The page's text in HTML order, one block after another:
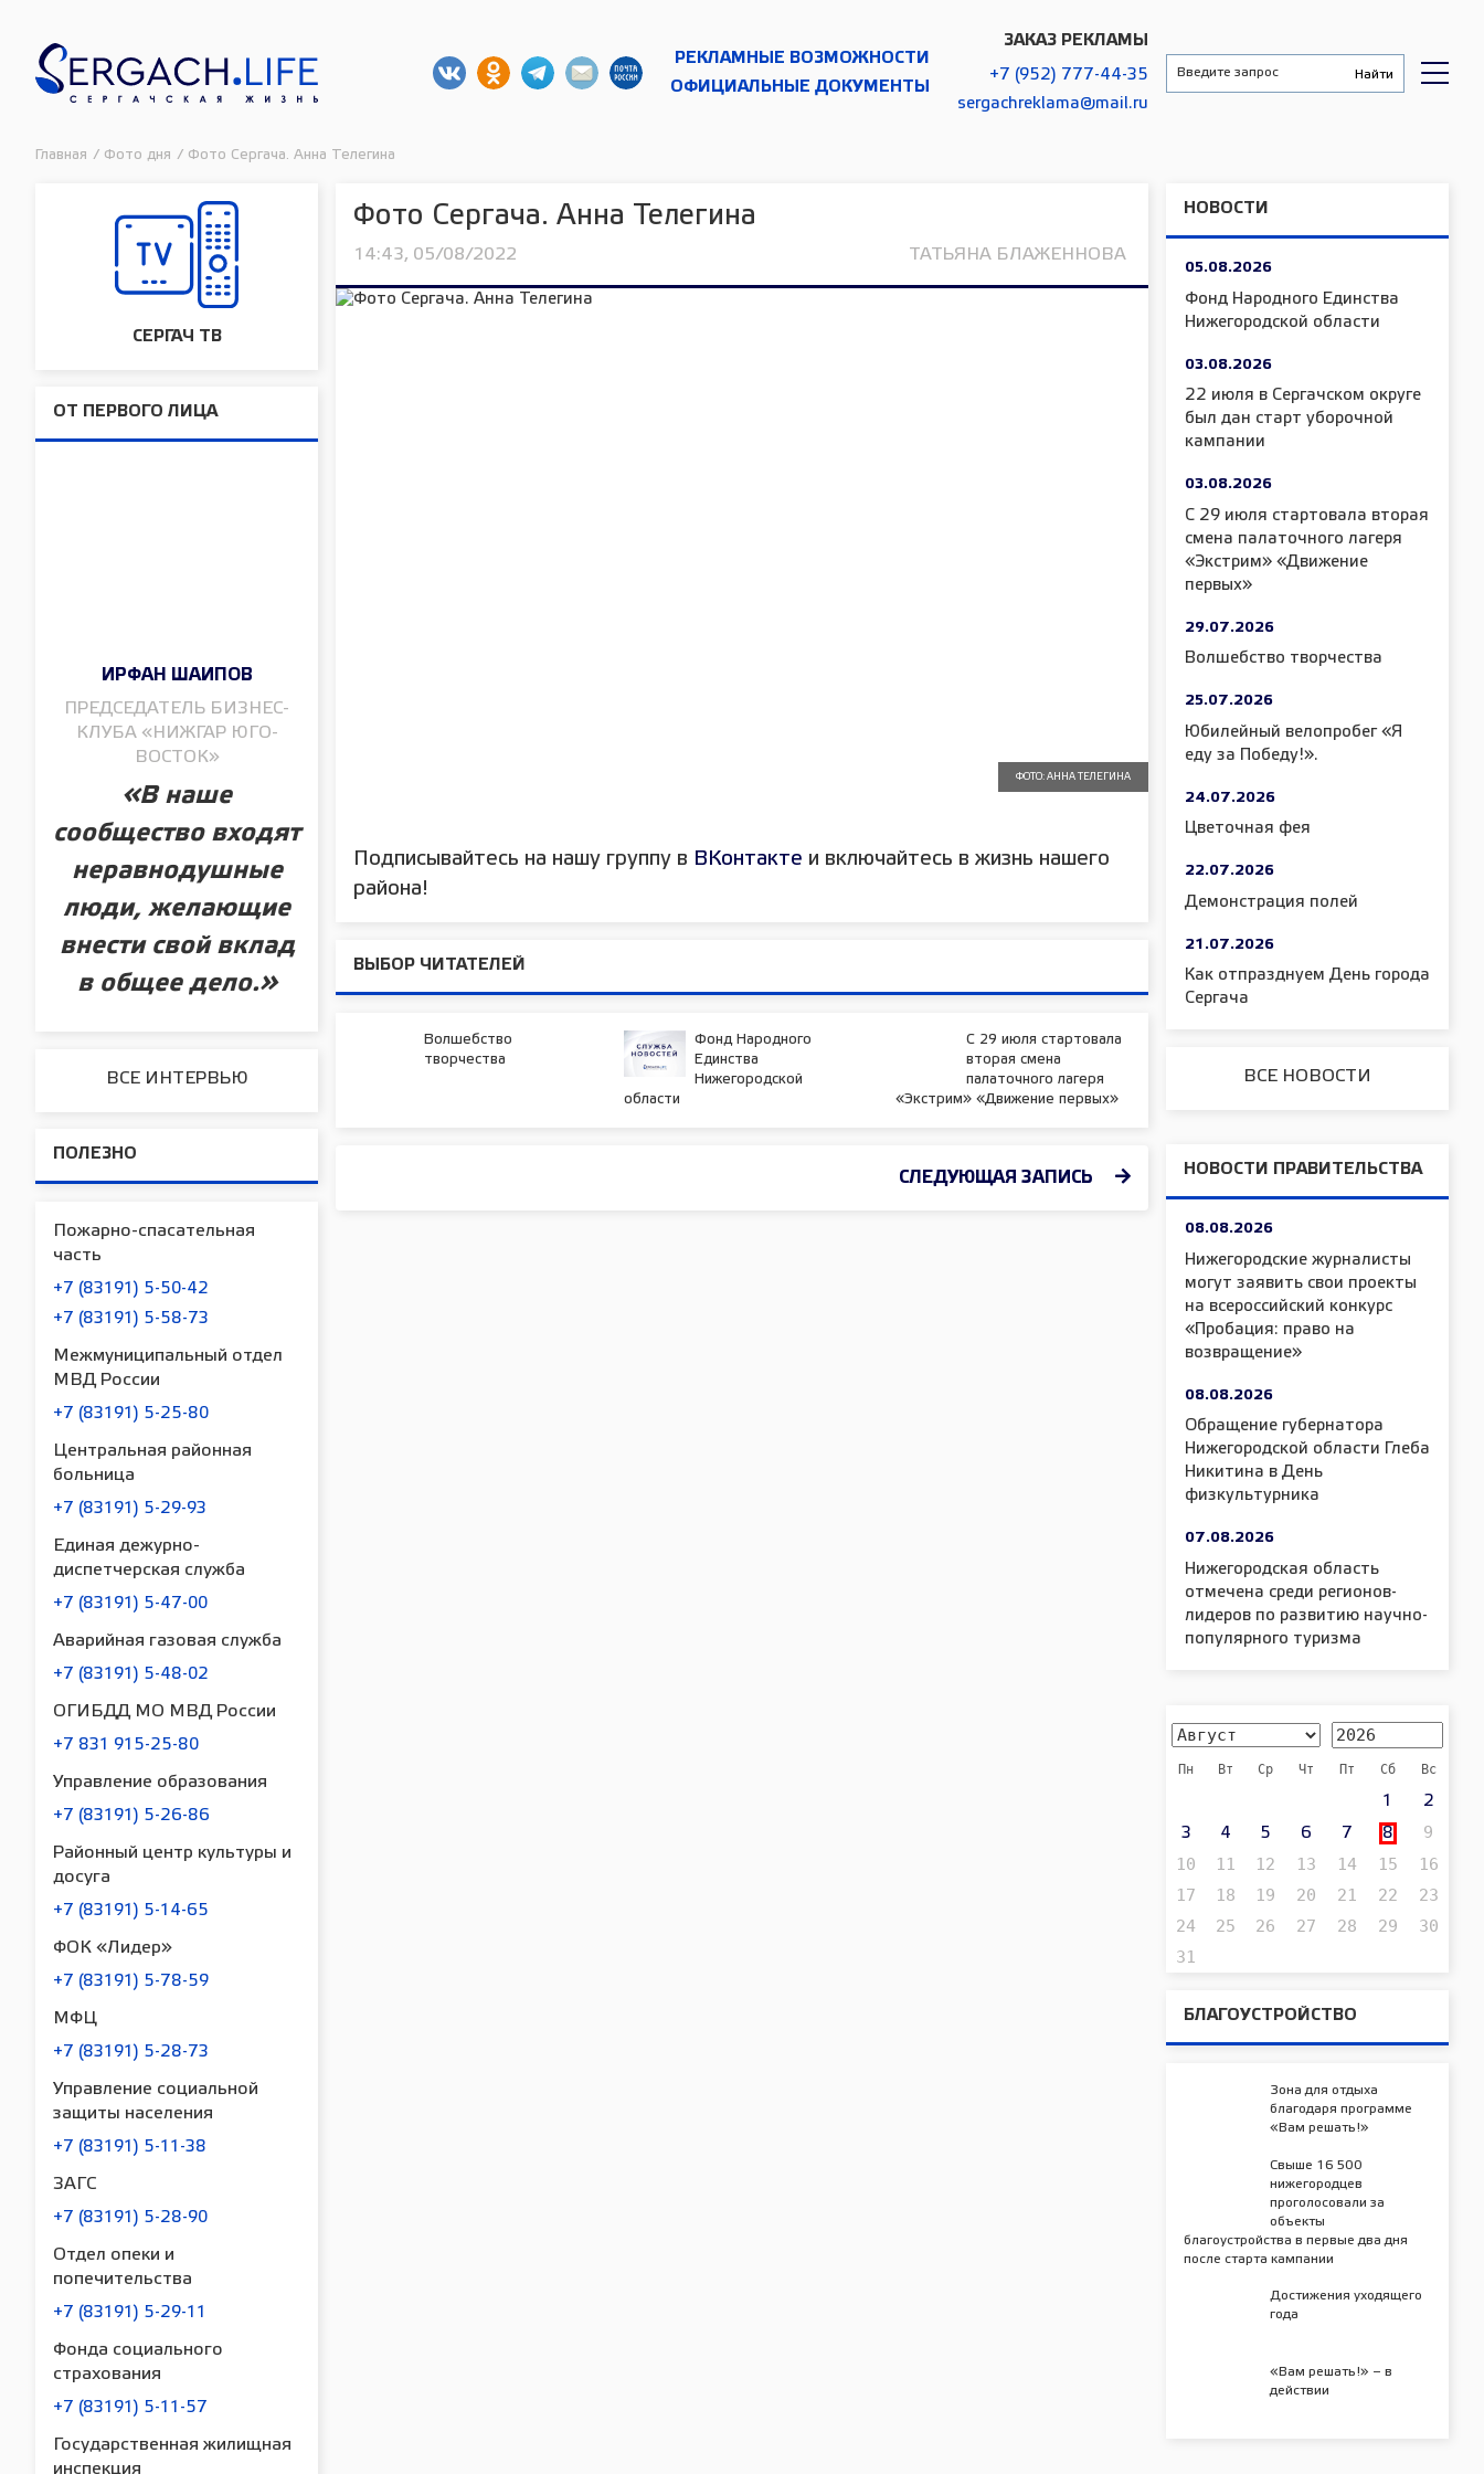
РЕКЛАМНЫЕ ВОЗМОЖНОСТИ
ОФИЦИАЛЬНЫЕ ДОКУМЕНТЫ
ЗАКАЗ РЕКЛАМЫ
+7 (952) 777-44-35
sergachreklama@mail.ru
Главная / Фото дня / Фото Сергача. Анна Телегина
СЕРГАЧ ТВ
ОТ ПЕРВОГО ЛИЦА
ИРФАН ШАИПОВ
ПРЕДСЕДАТЕЛЬ БИЗНЕС-
КЛУБА «НИЖГАР ЮГО-
ВОСТОК»
«В наше
сообщество входят
неравнодушные
люди, желающие
внести свой вклад
в общее дело.»
ВСЕ ИНТЕРВЬЮ
ПОЛЕЗНО
Пожарно-спасательная
часть
+7 (83191) 5-50-42
+7 (83191) 5-58-73
Межмуниципальный отдел
МВД России
+7 (83191) 5-25-80
Центральная районная
больница
+7 (83191) 5-29-93
Единая дежурно-
диспетчерская служба
+7 (83191) 5-47-00
Аварийная газовая служба
+7 (83191) 5-48-02
ОГИБДД МО МВД России
+7 831 915-25-80
Управление образования
+7 (83191) 5-26-86
Районный центр культуры и
досуга
+7 (83191) 5-14-65
ФОК «Лидер»
+7 (83191) 5-78-59
МФЦ
+7 (83191) 5-28-73
Управление социальной
защиты населения
+7 (83191) 5-11-38
ЗАГС
+7 (83191) 5-28-90
Отдел опеки и
попечительства
+7 (83191) 5-29-11
Фонда социального
страхования
+7 (83191) 5-11-57
Государственная жилищная
инспекция
Фото Сергача. Анна Телегина
14:43, 05/08/2022 ТАТЬЯНА БЛАЖЕННОВА
ФОТО: АННА ТЕЛЕГИНА
Подписывайтесь на нашу группу в ВКонтакте и включайтесь в жизнь нашего
района!
ВЫБОР ЧИТАТЕЛЕЙ
Волшебство
творчества
Фонд Народного
Единства
Нижегородской
области
С 29 июля стартовала
вторая смена
палаточного лагеря
«Экстрим» «Движение первых»
СЛЕДУЮЩАЯ ЗАПИСЬ
НОВОСТИ
05.08.2026
Фонд Народного Единства
Нижегородской области
03.08.2026
22 июля в Сергачском округе
был дан старт уборочной
кампании
03.08.2026
С 29 июля стартовала вторая
смена палаточного лагеря
«Экстрим» «Движение
первых»
29.07.2026
Волшебство творчества
25.07.2026
Юбилейный велопробег «Я
еду за Победу!».
24.07.2026
Цветочная фея
22.07.2026
Демонстрация полей
21.07.2026
Как отпразднуем День города
Сергача
ВСЕ НОВОСТИ
НОВОСТИ ПРАВИТЕЛЬСТВА
08.08.2026
Нижегородские журналисты
могут заявить свои проекты
на всероссийский конкурс
«Пробация: право на
возвращение»
08.08.2026
Обращение губернатора
Нижегородской области Глеба
Никитина в День
физкультурника
07.08.2026
Нижегородская область
отмечена среди регионов-
лидеров по развитию научно-
популярного туризма
Пн Вт Ср Чт Пт Сб Вс
1 2
3 4 5 6 7 8
9
10
11 12 13 14 15
16
17
18 19 20 21 22
23
24
25 26 27 28 29
30
31
БЛАГОУСТРОЙСТВО
Зона для отдыха
благодаря программе
«Вам решать!»
Свыше 16 500
нижегородцев
проголосовали за
объекты
благоустройства в первые два дня
после старта кампании
Достижения уходящего
года
«Вам решать!» – в
действии